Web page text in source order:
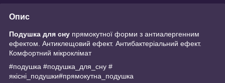
Опис
Подушка для сну прямокутної форми з антиалергенним
ефектом. Антиклещовий ефект. Антибактеріальний ефект.
Комфортний мікроклімат
#подушка #подушка_для_сну #
якісні_подушки#прямокутна_подушка